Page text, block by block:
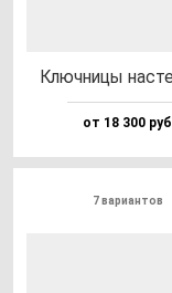
Ключ­ни­цы
от 18 300 руб
7 вариантов